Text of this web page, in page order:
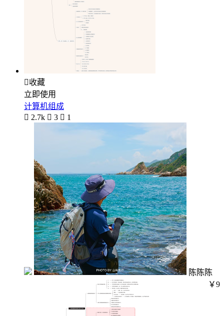
收藏
立即使用
计算机组成
 2.7k  3  1
陈陈陈
￥9